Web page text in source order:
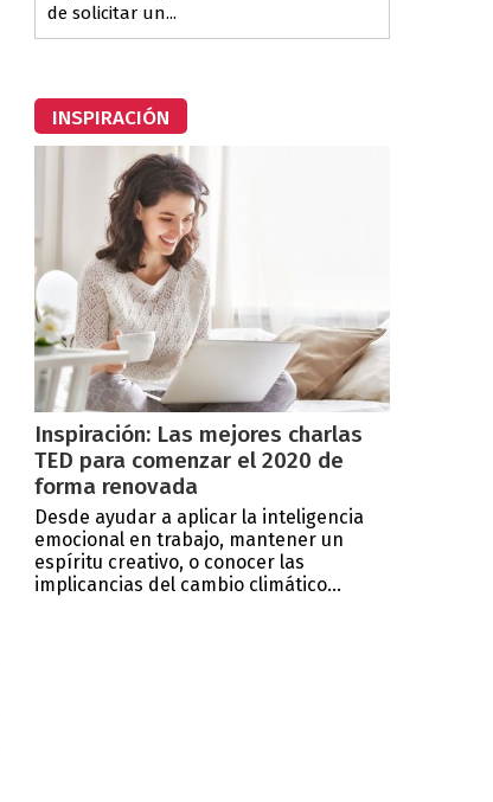
de solicitar un...
INSPIRACIÓN
Inspiración: Las mejores charlas
TED para comenzar el 2020 de
forma renovada
Desde ayudar a aplicar la inteligencia
emocional en trabajo, mantener un
espíritu creativo, o conocer las
implicancias del cambio climático...